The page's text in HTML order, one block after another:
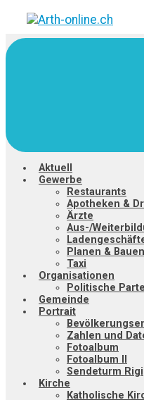
Zum
Hauptinhalt
springen
Aktuell
Gewerbe
Restaurants
Apotheken &
Ärzte
Aus-/
Planen & Bauen
Taxi
Organisationen
Politische
Gemeinde
Portrait
Zahlen und
Fotoalbum
Fotoalbum II
Sendeturm Rigi
Kirche
Katholische